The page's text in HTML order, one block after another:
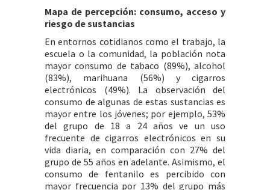
Mapa de percepción: consumo, acceso y
riesgo de sustancias
En entornos cotidianos como el trabajo, la
escuela o la comunidad, la población nota
mayor consumo de tabaco (89%), alcohol
(83%), marihuana (56%) y cigarros
electrónicos (49%). La observación del
consumo de algunas de estas sustancias es
mayor entre los jóvenes; por ejemplo, 53%
del grupo de 18 a 24 años ve un uso
frecuente de cigarros electrónicos en su
vida diaria, en comparación con 27% del
grupo de 55 años en adelante. Asimismo, el
consumo de fentanilo es percibido con
mayor frecuencia por 13% del grupo más